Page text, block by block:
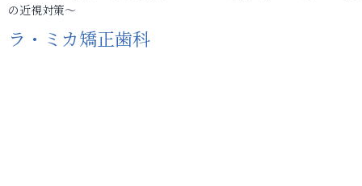
の近視対策～
ラ・ミカ矯正歯科